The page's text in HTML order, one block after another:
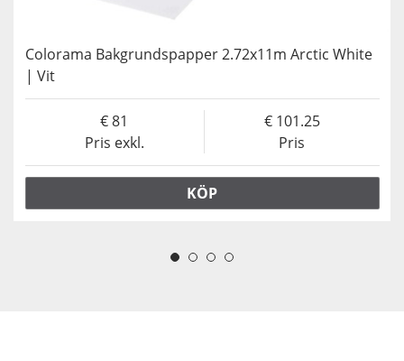
Colorama Bakgrundspapper 2.72x11m Arctic White
| Vit
Pris exkl.
81
Pris
101.25
KÖP